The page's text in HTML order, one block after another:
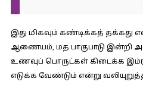
இது மிகவும் கண்டிக்கத் தக்கது
ஆணையம், மத பாகுபாடு இன்றி
உணவுப் பொருட்கள் கிடைக்க
எடுக்க வேண்டும் என்று